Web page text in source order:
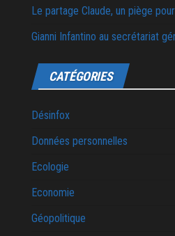
Le partage Claude, un piège
Gianni Infantino au secrétariat
CATÉGORIES
Désinfox
Données personnelles
Ecologie
Economie
Géopolitique